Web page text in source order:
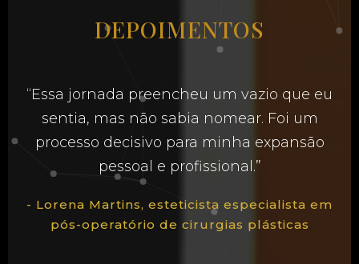
DEPOIMENTOS
“Essa jornada preencheu um vazio que eu
sentia, mas não sabia nomear. Foi um
processo decisivo para minha expansão
pessoal e profissional.”
- Lorena Martins, esteticista especialista em
pós-operatório de cirurgias plásticas